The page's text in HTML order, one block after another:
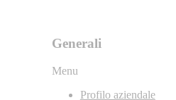
Generali
Menu
Profilo aziendale